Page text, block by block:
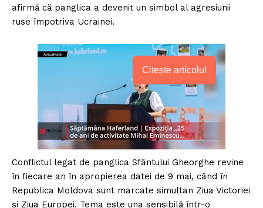
afirmă că panglica a devenit un simbol al agresiunii
ruse împotriva Ucrainei.
Citește articolul
Conflictul legat de panglica Sfântului Gheorghe revine
în fiecare an în apropierea datei de 9 mai, când în
Republica Moldova sunt marcate simultan Ziua Victoriei
și Ziua Europei. Tema este una sensibilă într-o